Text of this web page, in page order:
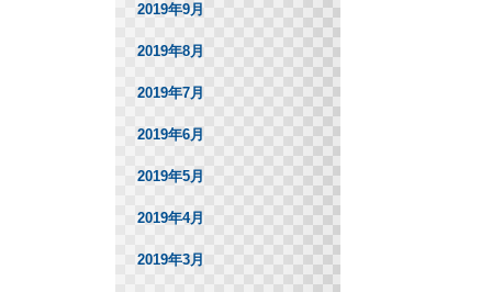
2019年9月
2019年8月
2019年7月
2019年6月
2019年5月
2019年4月
2019年3月